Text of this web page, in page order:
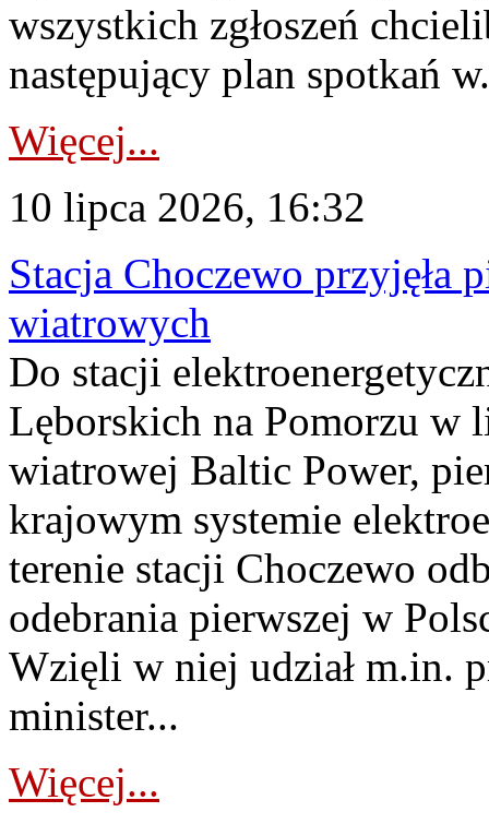
wszystkich zgłoszeń
następujący plan spotkań
Więcej...
10 lipca 2026, 16:32
Stacja Choczewo przyjęła
wiatrowych
Do stacji
Lęborskich na Pomorzu w
wiatrowej Baltic Power,
krajowym systemie
terenie stacji Choczewo
odebrania pierwszej w
Wzięli w niej udział m.in.
minister...
Więcej...